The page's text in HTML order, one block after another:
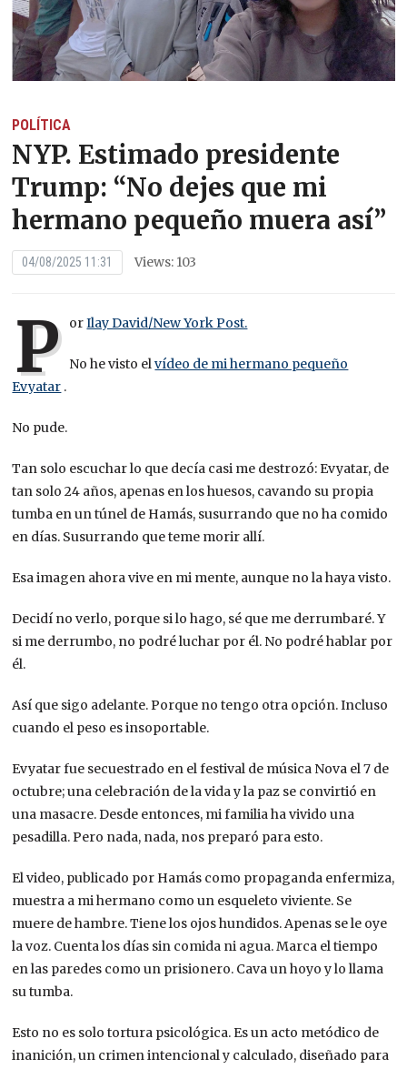
POLÍTICA
NYP. Estimado presidente
Trump: “No dejes que mi
hermano pequeño muera así”
04/08/2025 11:31 Views: 103
P orIlay David/New York Post.
No he visto elvídeo de mi hermano pequeño
Evyatar .
No pude.
Tan solo escuchar lo que decía casi me destrozó: Evyatar, de
tan solo 24 años, apenas en los huesos, cavando su propia
tumba en un túnel de Hamás, susurrando que no ha comido
en días. Susurrando que teme morir allí.
Esa imagen ahora vive en mi mente, aunque no la haya visto.
Decidí no verlo, porque si lo hago, sé que me derrumbaré. Y
si me derrumbo, no podré luchar por él. No podré hablar por
él.
Así que sigo adelante. Porque no tengo otra opción. Incluso
cuando el peso es insoportable.
Evyatar fue secuestrado en el festival de música Nova el 7 de
octubre; una celebración de la vida y la paz se convirtió en
una masacre. Desde entonces, mi familia ha vivido una
pesadilla. Pero nada, nada, nos preparó para esto.
El video, publicado por Hamás como propaganda enfermiza,
muestra a mi hermano como un esqueleto viviente. Se
muere de hambre. Tiene los ojos hundidos. Apenas se le oye
la voz. Cuenta los días sin comida ni agua. Marca el tiempo
en las paredes como un prisionero. Cava un hoyo y lo llama
su tumba.
Esto no es solo tortura psicológica. Es un acto metódico de
inanición, un crimen intencional y calculado, diseñado para